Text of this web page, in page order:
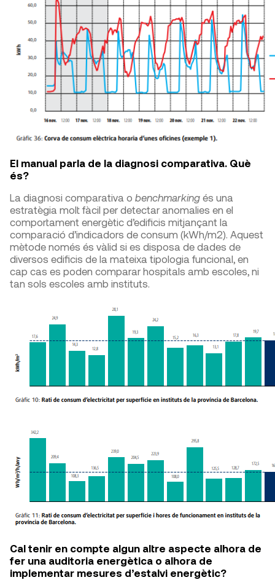
El manual parla de la diagnosi comparativa. Què
és?
La diagnosi comparativa o benchmarking és una
estratègia molt fàcil per detectar anomalies en el
comportament energètic d’edificis mitjançant la
comparació d’indicadors de consum (kWh/m2). Aquest
mètode només és vàlid si es disposa de dades de
diversos edificis de la mateixa tipologia funcional, en
cap cas es poden comparar hospitals amb escoles, ni
tan sols escoles amb instituts.
Cal tenir en compte algun altre aspecte alhora de
fer una auditoria energètica o alhora de
implementar mesures d’estalvi energètic?